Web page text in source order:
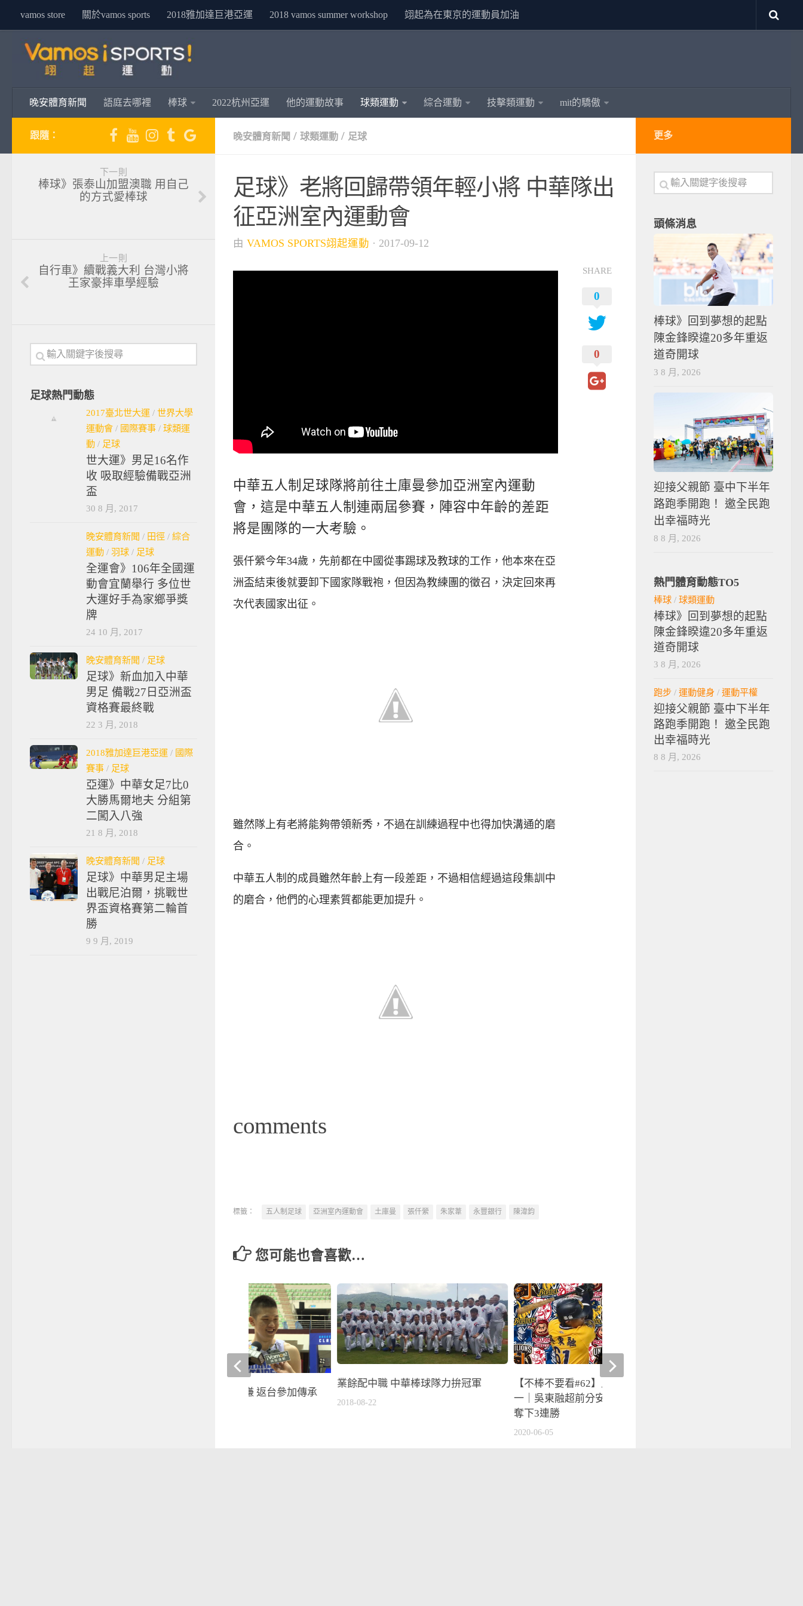
vamos store 關於vamos sports 2018雅加達巨港亞運 2018 vamos summer workshop 翊起為在東京的運動員加油
晚安體育新聞 語庭去哪裡 棒球 2022杭州亞運 他的運動故事 球類運動 綜合運動 技擊類運動 mit的驕傲
晚安體育新聞 / 球類運動 / 足球
足球》老將回歸帶領年輕小將 中華隊出
征亞洲室內運動會
由 VAMOS SPORTS翊起運動 · 2017-09-12
中華五人制足球隊將前往土庫曼參加亞洲室內運動
會，這是中華五人制連兩屆參賽，陣容中年齡的差距
將是團隊的一大考驗。
張仟縈今年34歲，先前都在中國從事踢球及教球的工作，他本來在亞
洲盃結束後就要卸下國家隊戰袍，但因為教練團的徵召，決定回來再
次代表國家出征。
雖然隊上有老將能夠帶領新秀，不過在訓練過程中也得加快溝通的磨
合。
中華五人制的成員雖然年齡上有一段差距，不過相信經過這段集訓中
的磨合，他們的心理素質都能更加提升。
comments
SHARE
0
0
標籤： 五人制足球 亞洲室內運動會 土庫曼 張仟縈 朱家葦 永豐銀行 陳湋鈞
您可能也會喜歡…
業餘配中職 中華棒球隊力拚冠軍
2018-08-22
【不棒不要看#62】兄弟8:7險勝統
一｜吳東融超前分安打｜兄弟驚險
奪下3連勝
2020-06-05
籃球》吳永盛 林庭謙 返台參加傳承
跟隨：
下一則
棒球》張泰山加盟澳職 用自己
的方式愛棒球
上一則
自行車》續戰義大利 台灣小將
王家豪摔車學經驗
足球熱門動態
2017臺北世大運 / 世界大學
運動會 / 國際賽事 / 球類運
動 / 足球
世大運》男足16名作
收 吸取經驗備戰亞洲
盃
30 8 月, 2017
晚安體育新聞 / 田徑 / 綜合
運動 / 羽球 / 足球
全運會》106年全國運
動會宜蘭舉行 多位世
大運好手為家鄉爭獎
牌
24 10 月, 2017
晚安體育新聞 / 足球
足球》新血加入中華
男足 備戰27日亞洲盃
資格賽最終戰
22 3 月, 2018
2018雅加達巨港亞運 / 國際
賽事 / 足球
亞運》中華女足7比0
大勝馬爾地夫 分組第
二闖入八強
21 8 月, 2018
晚安體育新聞 / 足球
足球》中華男足主場
出戰尼泊爾，挑戰世
界盃資格賽第二輪首
勝
9 9 月, 2019
更多
頭條消息
棒球》回到夢想的起點
陳金鋒睽違20多年重返
道奇開球
3 8 月, 2026
迎接父親節 臺中下半年
路跑季開跑！ 邀全民跑
出幸福時光
8 8 月, 2026
熱門體育動態TO5
棒球 / 球類運動
棒球》回到夢想的起點
陳金鋒睽違20多年重返
道奇開球
3 8 月, 2026
跑步 / 運動健身 / 運動平權
迎接父親節 臺中下半年
路跑季開跑！ 邀全民跑
出幸福時光
8 8 月, 2026